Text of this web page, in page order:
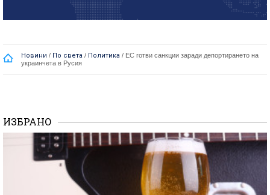
Новини / По света / Политика / ЕС готви санкции заради депортирането на
украинчета в Русия
ИЗБРАНО